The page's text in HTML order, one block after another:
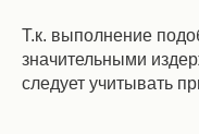
Т.к. выполнение
значительными
следует учитывать